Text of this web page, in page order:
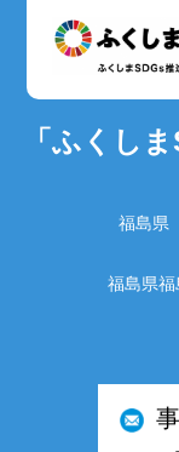
「ふくし
福島県
福島県福